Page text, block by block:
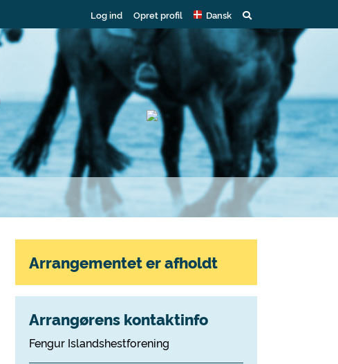
Log ind Opret profil Dansk
Arrangementet er afholdt
Arrangørens kontaktinfo
Fengur Islandshestforening